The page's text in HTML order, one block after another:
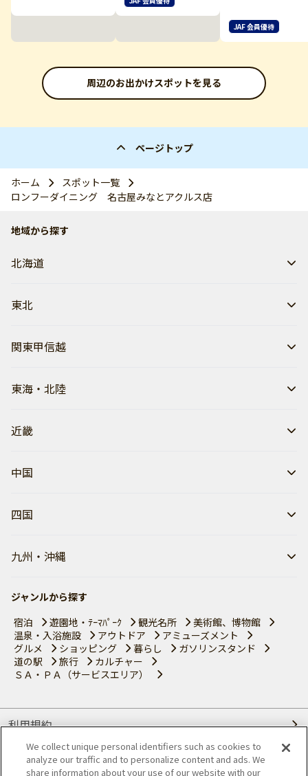
JAF 会員優待
周辺のお出かけスポットを見る
ページトップ
ホーム
スポット一覧
ロンフーダイニング 名古屋みなとアクルス店
地域から探す
北海道
東北
関東甲信越
東海・北陸
近畿
中国
四国
九州・沖縄
ジャンルから探す
宿泊
遊園地・ﾃｰﾏﾊﾟｰｸ 観光名所
美術館、博物館
温泉・入浴施設
アウトドア
アミューズメント
グルメ
ショッピング 暮らし
ガソリンスタンド
道の駅
旅行
カルチャー
ＳＡ・ＰＡ（サービスエリア）
利用規約
個人情報の取り扱いについて
We collect unique personal identifiers such as cookies to
analyze our traffic and to personalize content and ads. We
share information about your use of our website with our